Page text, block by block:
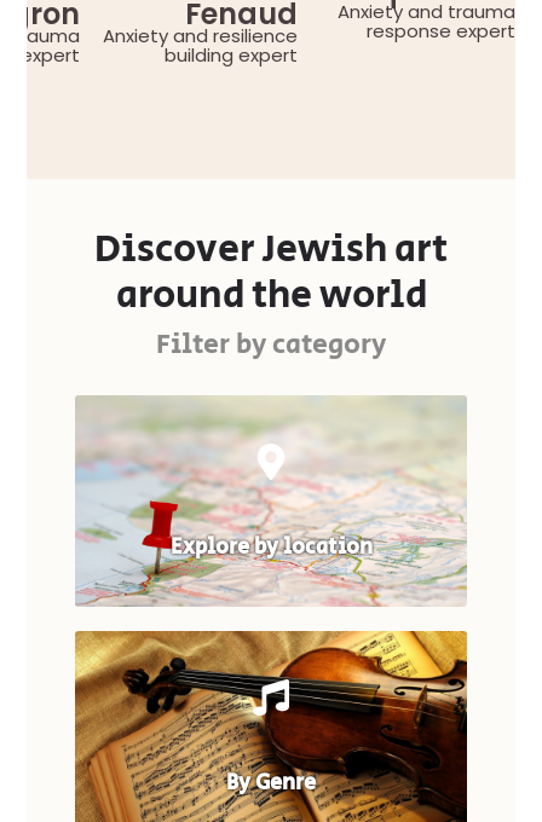
Anxiety and trauma
response expert
Fenaud
Anxiety and resilience
building expert
trauma
expert
Discover Jewish art
around the world
Filter by category
Explore by location
By Genre